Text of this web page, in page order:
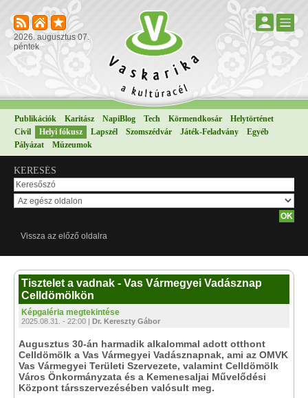
2026. augusztus 07.
péntek
Publikációk Karitász NapiBlog Tech Körmendkosár
Helytörténet
Civil
Helyi fókusz Lapszél Szomszédvár Játék-Feladvány
Egyéb
Pályázat
Múzeumok
KERESÉS
Vissza az előző oldalra
Tisztelet a vadnak - Vas Vármegyei Vadásznap
Celldömölkön
Képgaléria megtekintése
2025.08.31. - 22:00 | Dr. Kereszty Gábor
Augusztus 30-án harmadik alkalommal adott otthont
Celldömölk a Vas Vármegyei Vadásznapnak, ami az OMVK
Vas Vármegyei Területi Szervezete, valamint Celldömölk
Város Önkormányzata és a Kemenesaljai Művelődési
Központ társszervezésében valósult meg.